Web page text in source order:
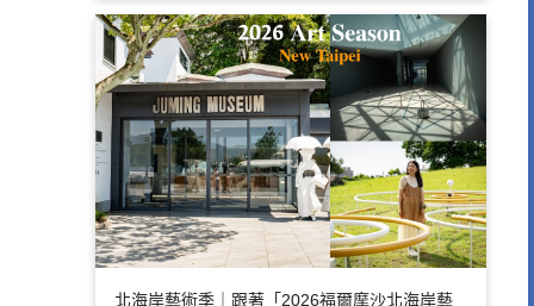
北海岸藝術季｜跟著「2026福爾摩沙北海岸藝